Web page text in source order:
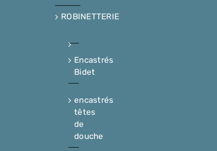
ROBINETTERIE
Encastrés
Bidet
encastrés
têtes
de
douche